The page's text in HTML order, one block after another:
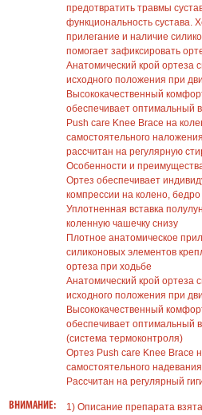
предотвратить травмы
функциональность сустава.
прилегание и наличие
помогает зафиксировать
Анатомический крой ортеза
исходного положения при
Высококачественный
обеспечивает оптимальный
Push care Knee Brace на
самостоятельного
рассчитан на регулярную
Особенности и
Ортез обеспечивает
компрессии на колено,
Уплотненная вставка
коленную чашечку снизу
Плотное анатомическое
силиконовых элементов
ортеза при ходьбе
Анатомический крой ортеза
исходного положения при
Высококачественный
обеспечивает оптимальный
(система термоконтроля)
Ортез Push care Knee Brace
самостоятельного
Рассчитан на регулярный
ВНИМАНИЕ:
1) Описание препарата